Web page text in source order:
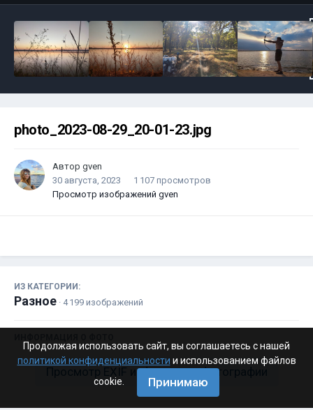
photo_2023-08-29_20-01-23.jpg
Автор gven
30 августа, 2023
1 107 просмотров
Просмотр изображений gven
ИЗ КАТЕГОРИИ:
Разное · 4 199 изображений
Просмотр EXIF информации фотографии
Продолжая использовать сайт, вы соглашаетесь с нашей
политикой конфиденциальности и использованием файлов
cookie.
Принимаю